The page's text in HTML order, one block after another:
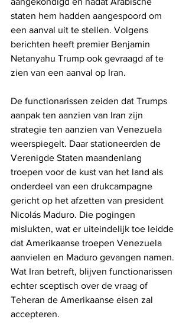
staten hem hadden aangespoord om
een ​​aanval uit te stellen. Volgens
berichten heeft premier Benjamin
Netanyahu Trump ook gevraagd af te
zien van een aanval op Iran.
De functionarissen zeiden dat Trumps
aanpak ten aanzien van Iran zijn
strategie ten aanzien van Venezuela
weerspiegelt. Daar stationeerden de
Verenigde Staten maandenlang
troepen voor de kust van het land als
onderdeel van een drukcampagne
gericht op het afzetten van president
Nicolás Maduro. Die pogingen
mislukten, wat er uiteindelijk toe leidde
dat Amerikaanse troepen Venezuela
aanvielen en Maduro gevangen namen.
Wat Iran betreft, blijven functionarissen
echter sceptisch over de vraag of
Teheran de Amerikaanse eisen zal
accepteren.